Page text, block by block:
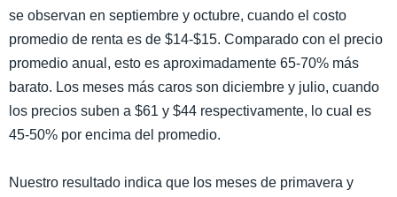
se observan en septiembre y octubre, cuando el costo
promedio de renta es de $14-$15. Comparado con el precio
promedio anual, esto es aproximadamente 65-70% más
barato. Los meses más caros son diciembre y julio, cuando
los precios suben a $61 y $44 respectivamente, lo cual es
45-50% por encima del promedio.
Nuestro resultado indica que los meses de primavera y